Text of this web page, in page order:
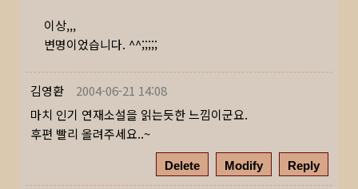
이상,,,
변명이었습니다. ^^;;;;;
김영환
2004-06-21 14:08
마치 인기 연재소설을 읽는듯한 느낌이군요.
후편 빨리 올려주세요..~
Delete Modify Reply